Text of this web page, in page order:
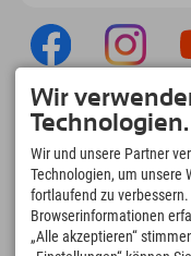
Explorer App
Upload Deiner
Explorer To Go mit
Bucketlist,
downloaden!
Wir
Technologien.
Wir und unsere Partner
Technologien, um unsere
fortlaufend zu
Browserinformationen
„Alle akzeptieren“